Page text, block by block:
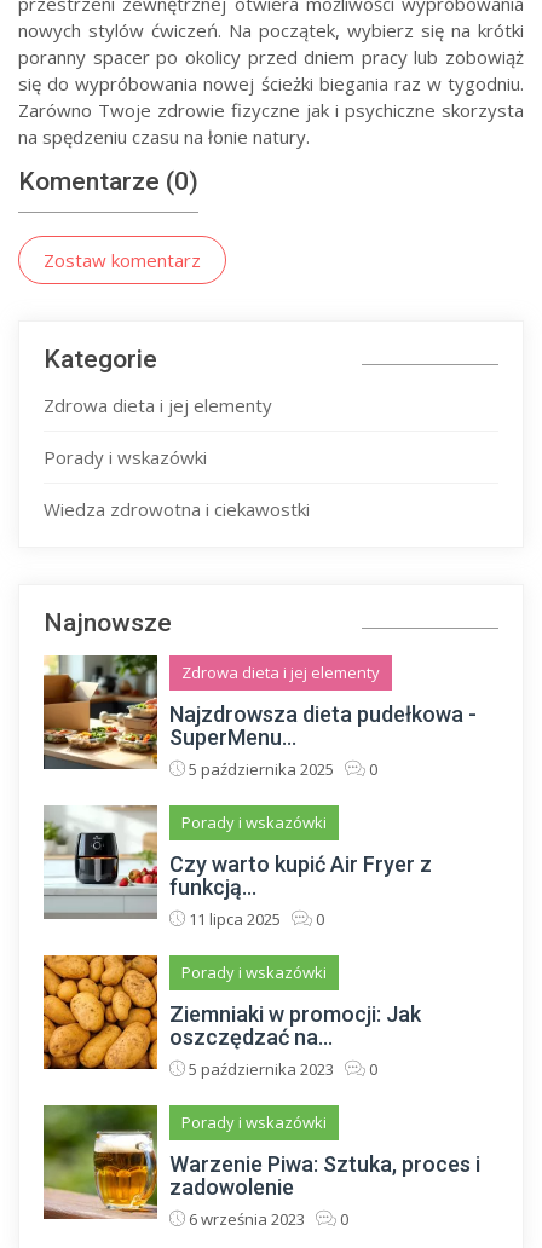
nowych stylów ćwiczeń. Na początek, wybierz się na krótki
poranny spacer po okolicy przed dniem pracy lub zobowiąż
się do wypróbowania nowej ścieżki biegania raz w tygodniu.
Zarówno Twoje zdrowie fizyczne jak i psychiczne skorzysta
na spędzeniu czasu na łonie natury.
Komentarze (0)
Zostaw komentarz
Kategorie
Zdrowa dieta i jej elementy
Porady i wskazówki
Wiedza zdrowotna i ciekawostki
Najnowsze
Zdrowa dieta i jej elementy
Najzdrowsza dieta pudełkowa -
SuperMenu...
5 października 2025 0
Porady i wskazówki
Czy warto kupić Air Fryer z
funkcją...
11 lipca 2025 0
Porady i wskazówki
Ziemniaki w promocji: Jak
oszczędzać na...
5 października 2023 0
Porady i wskazówki
Warzenie Piwa: Sztuka, proces i
zadowolenie
6 września 2023 0